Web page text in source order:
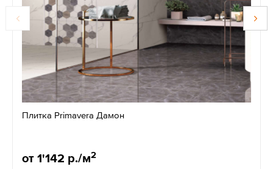
Плитка Primavera Дамон
от 1'142 р./м2